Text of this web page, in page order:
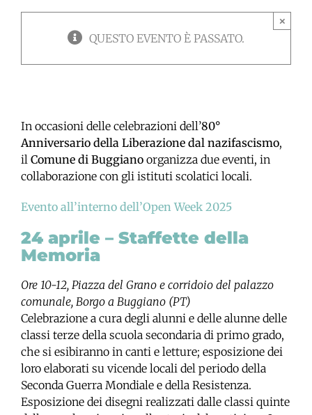
QUESTO EVENTO È PASSATO.
×
In occasioni delle celebrazioni dell’80°
Anniversario della Liberazione dal nazifascismo,
il Comune di Buggiano organizza due eventi, in
collaborazione con gli istituti scolatici locali.
Evento all’interno dell’Open Week 2025
24 aprile – Staffette della
Memoria
Ore 10-12, Piazza del Grano e corridoio del palazzo
comunale, Borgo a Buggiano (PT)
Celebrazione a cura degli alunni e delle alunne delle
classi terze della scuola secondaria di primo grado,
che si esibiranno in canti e letture; esposizione dei
loro elaborati su vicende locali del periodo della
Seconda Guerra Mondiale e della Resistenza.
Esposizione dei disegni realizzati dalle classi quinte